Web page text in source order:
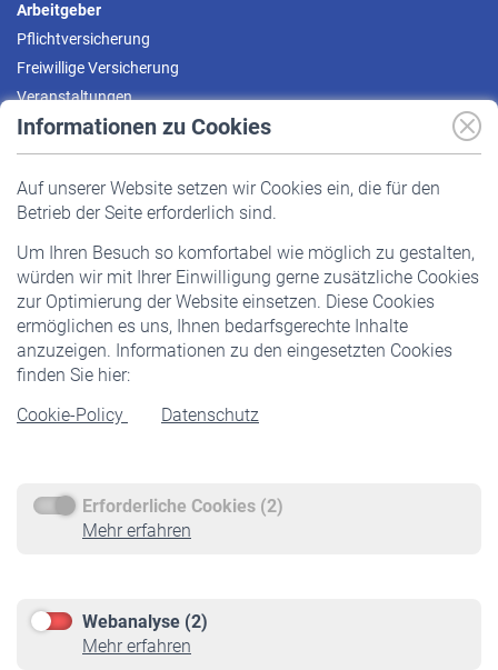
Informationen zu Cookies
Auf unserer Website setzen wir Cookies ein, die für den
Betrieb der Seite erforderlich sind.
Um Ihren Besuch so komfortabel wie möglich zu gestalten,
würden wir mit Ihrer Einwilligung gerne zusätzliche Cookies
zur Optimierung der Website einsetzen. Diese Cookies
ermöglichen es uns, Ihnen bedarfsgerechte Inhalte
anzuzeigen. Informationen zu den eingesetzten Cookies
finden Sie hier:
Cookie-Policy
Datenschutz
Erforderliche Cookies (2)
Mehr erfahren
Webanalyse (2)
Mehr erfahren
Arbeitgeber
Pflichtversicherung
Freiwillige Versicherung
Veranstaltungen
Pflichtversicherung
Staatliche Förderung
Veranstaltungen
Rentner
Rentenbeginn
Rente beantragen
Service
Informationen
Online-Rechner
VBLnewsletter